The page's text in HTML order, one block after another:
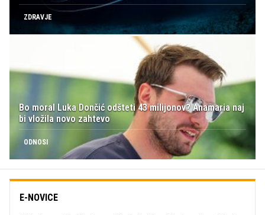
ZDRAVJE
Bo moral Luka Dončić odšteti 43 milijonov? Anamaria naj
bi vložila novo zahtevo
ODNOSI
E-NOVICE